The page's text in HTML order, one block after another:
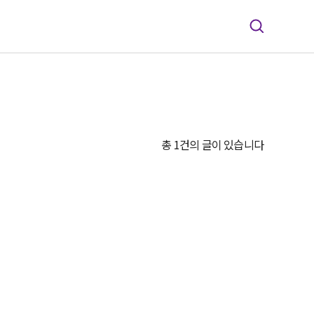
총 1건의 글이 있습니다